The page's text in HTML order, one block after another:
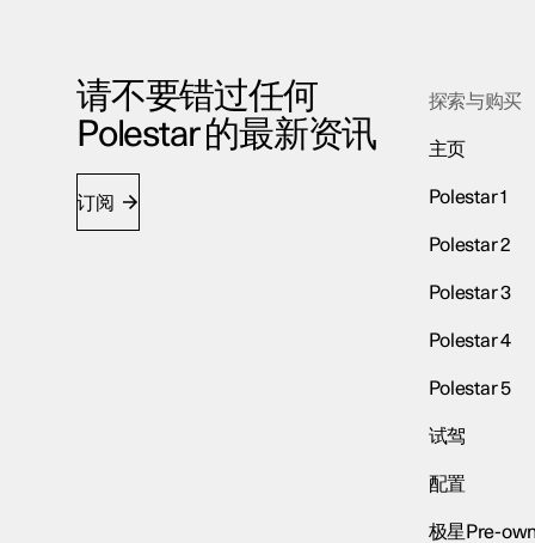
请不要错过任何
Polestar 的最新资讯
订阅
探索与购买
主页
Polestar 1
Polestar 2
Polestar 3
Polestar 4
Polestar 5
试驾
配置
极星Pre-